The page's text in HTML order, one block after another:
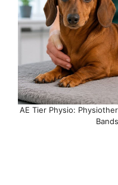
AE Tier Physio: